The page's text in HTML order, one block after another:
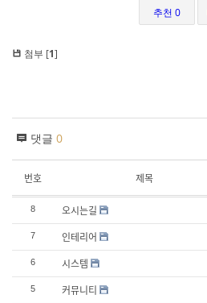
추천 0
첨부 [1]
댓글 0
번호 제목
8 오시는길
7 인테리어
6 시스템
5 커뮤니티